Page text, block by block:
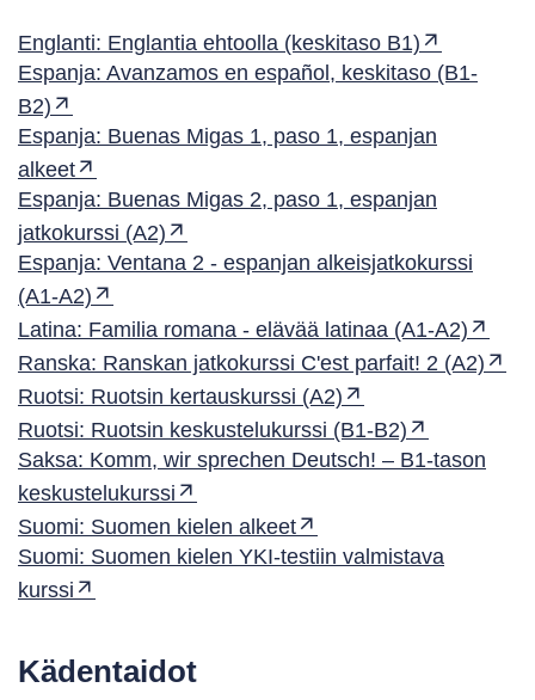
Englanti: Englantia ehtoolla (keskitaso B1)
Espanja: Avanzamos en español, keskitaso (B1-
B2)
Espanja: Buenas Migas 1, paso 1, espanjan
alkeet
Espanja: Buenas Migas 2, paso 1, espanjan
jatkokurssi (A2)
Espanja: Ventana 2 - espanjan alkeisjatkokurssi
(A1-A2)
Latina: Familia romana - elävää latinaa (A1-A2)
Ranska: Ranskan jatkokurssi C'est parfait! 2 (A2)
Ruotsi: Ruotsin kertauskurssi (A2)
Ruotsi: Ruotsin keskustelukurssi (B1-B2)
Saksa: Komm, wir sprechen Deutsch! – B1-tason
keskustelukurssi
Suomi: Suomen kielen alkeet
Suomi: Suomen kielen YKI-testiin valmistava
kurssi
Kädentaidot